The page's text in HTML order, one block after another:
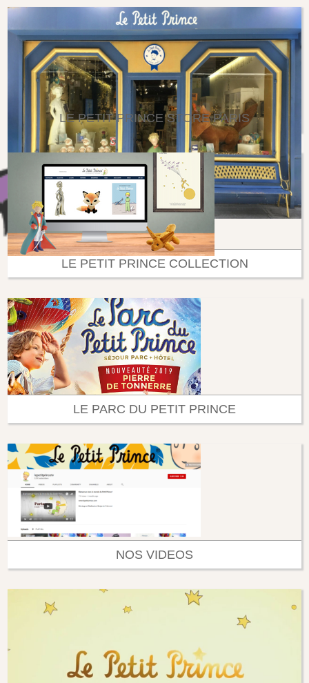
LE PETIT PRINCE STORE PARIS
LE PETIT PRINCE COLLECTION
LE PARC DU PETIT PRINCE
NOS VIDEOS